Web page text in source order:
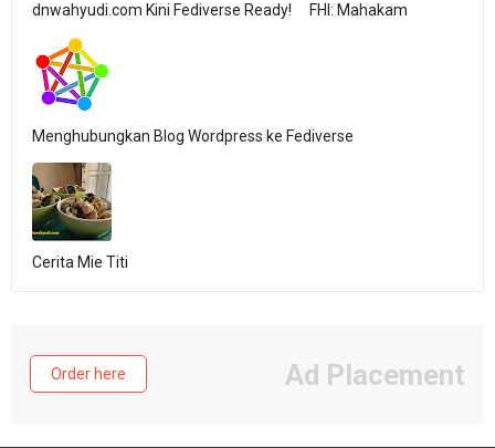
dnwahyudi.com Kini Fediverse Ready! FHI: Mahakam
Menghubungkan Blog Wordpress ke Fediverse
Cerita Mie Titi
Order here Ad Placement